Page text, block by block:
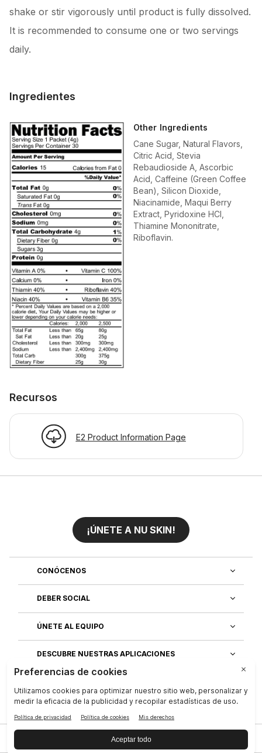
shake or stir vigorously until product is fully dissolved.
It is recommended to consume one or two servings
daily.
Ingredientes
Other Ingredients
Cane Sugar, Natural Flavors,
Citric Acid, Stevia
Rebaudioside A, Ascorbic
Acid, Caffeine (Green Coffee
Bean), Silicon Dioxide,
Niacinamide, Maqui Berry
Extract, Pyridoxine HCl,
Thiamine Mononitrate,
Riboflavin.
Recursos
E2 Product Information Page
¡ÚNETE A NU SKIN!
CONÓCENOS
DEBER SOCIAL
ÚNETE AL EQUIPO
DESCUBRE NUESTRAS APLICACIONES
Terms of Use |
Derechos de los interesados | Reputación |